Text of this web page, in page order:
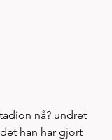
nå? undret
han har gjort